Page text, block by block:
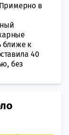
в
ближе к
40
без